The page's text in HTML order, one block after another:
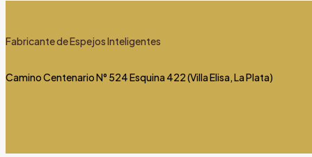
Fabricante de Espejos Inteligentes
Camino Centenario N° 524 Esquina 422 (Villa Elisa, La Plata)